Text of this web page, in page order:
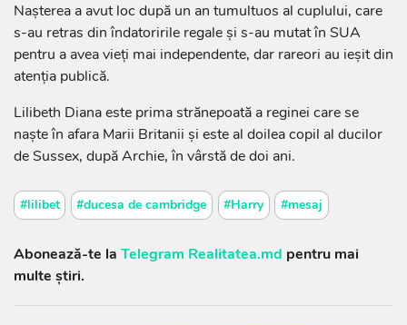
Naşterea a avut loc după un an tumultuos al cuplului, care
s-au retras din îndatoririle regale şi s-au mutat în SUA
pentru a avea vieţi mai independente, dar rareori au ieşit din
atenţia publică.
Lilibeth Diana este prima strănepoată a reginei care se
naşte în afara Marii Britanii şi este al doilea copil al ducilor
de Sussex, după Archie, în vârstă de doi ani.
#lilibet #ducesa de cambridge #Harry #mesaj
Abonează-te la Telegram Realitatea.md pentru mai
multe știri.